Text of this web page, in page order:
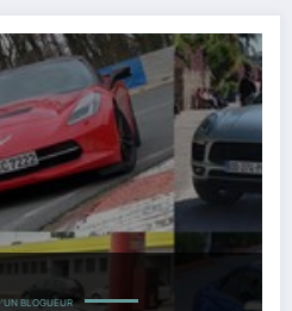
BLOGUEUR